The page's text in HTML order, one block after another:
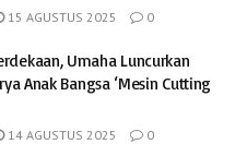
15 AGUSTUS 2025 0
Umaha Luncurkan
Anak Bangsa ‘Mesin Cutting
14 AGUSTUS 2025 0